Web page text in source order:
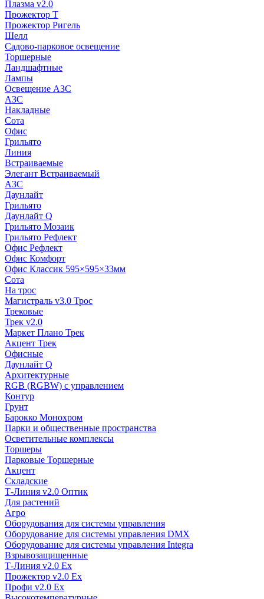
Плазма v2.0
Прожектор Т
Прожектор Ригель
Шелл
Садово-парковое освещение
Торшерные
Ландшафтные
Лампы
Освещение АЗС
АЗС
Накладные
Сота
Офис
Грильято
Линия
Встраиваемые
Элегант Встраиваемый
АЗС
Даунлайт
Грильято
Даунлайт Q
Грильято Мозаик
Грильято Рефлект
Офис Рефлект
Офис Комфорт
Офис Классик 595×595×33мм
Сота
На трос
Магистраль v3.0 Трос
Трековые
Трек v2.0
Маркет Плано Трек
Акцент Трек
Офисные
Даунлайт Q
Архитектурные
RGB (RGBW) с управлением
Контур
Грунт
Барокко Монохром
Парки и общественные пространства
Осветительные комплексы
Торшеры
Парковые Торшерные
Акцент
Складские
Т-Линия v2.0 Оптик
Для растений
Агро
Оборудования для системы управления
Оборудование для системы управления DMX
Оборудование для системы управления Integra
Взрывозащищенные
Т-Линия v2.0 Ex
Прожектор v2.0 Ex
Профи v2.0 Ex